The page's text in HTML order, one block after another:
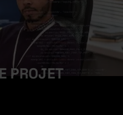
PROJET